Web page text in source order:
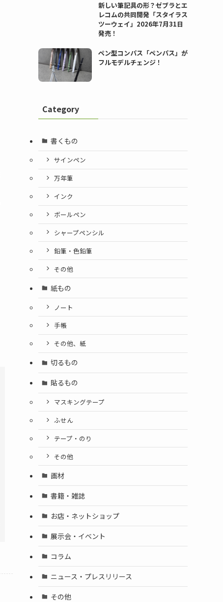
新しい筆記具の形？ゼブラとエ
レコムの共同開発「スタイラス
ツーウェイ」2026年7月31日
発売！
ペン型コンパス「ペンパス」が
フルモデルチェンジ！
Category
書くもの
サインペン
万年筆
インク
ボールペン
シャープペンシル
鉛筆・色鉛筆
その他
紙もの
ノート
手帳
その他、紙
切るもの
貼るもの
マスキングテープ
ふせん
テープ・のり
その他
画材
書籍・雑誌
お店・ネットショップ
展示会・イベント
コラム
ニュース・プレスリリース
その他